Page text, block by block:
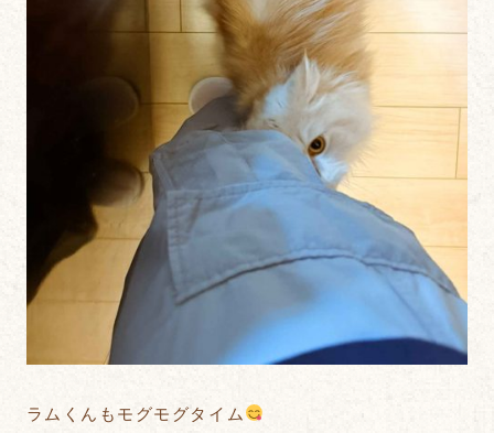
ラムくんもモグモグタイム